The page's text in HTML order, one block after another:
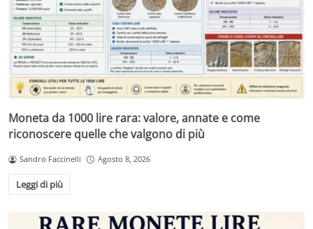
Moneta da 1000 lire rara: valore, annate e come
riconoscere quelle che valgono di più
Sandro Faccinelli Agosto 8, 2026
Leggi di più